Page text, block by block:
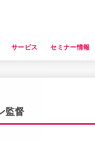
サービス セミナー情報
監督